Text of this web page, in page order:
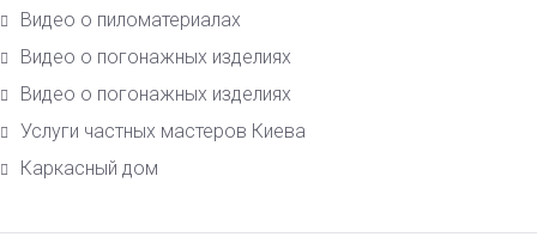
Видео о пиломатериалах
Видео о погонажных изделиях
Видео о погонажных изделиях
Услуги частных мастеров Киева
Каркасный дом